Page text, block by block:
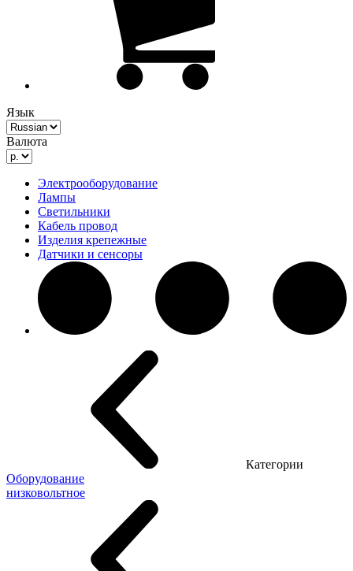
Язык
Валюта
Электрооборудование
Лампы
Светильники
Кабель провод
Изделия крепежные
Датчики и сенсоры
Категории
Оборудование
низковольтное